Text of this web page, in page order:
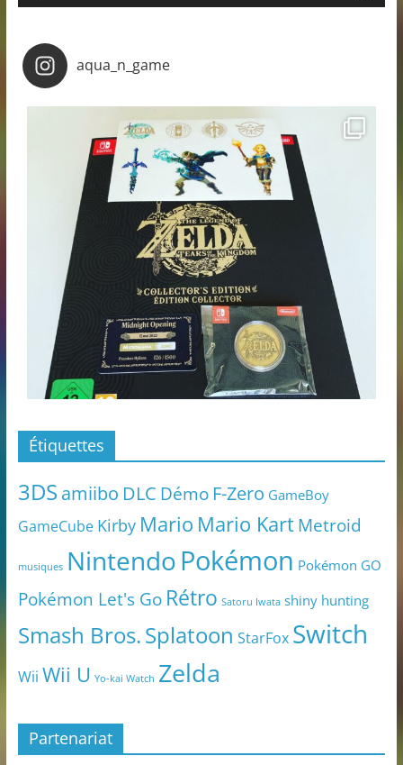
aqua_n_game
Étiquettes
3DS amiibo DLC Démo F-Zero GameBoy
GameCube Kirby Mario Mario KartMetroid
musiques NintendoPokémon Pokémon GO
Pokémon Let's Go Rétro Satoru Iwata shiny hunting
Smash Bros.Splatoon StarFox Switch
Wii Wii U Yo-kai Watch Zelda
Partenariat